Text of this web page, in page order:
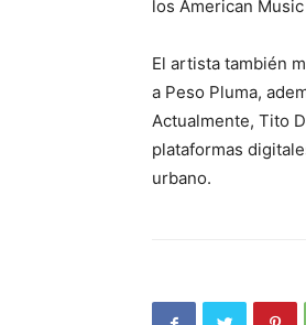
los American
El artista también
a Peso Pluma,
Actualmente, Tito
plataformas
urbano.